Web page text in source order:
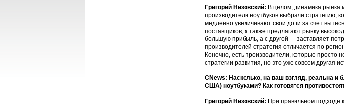
Григорий Низовский: В целом, динамика рынка
производители ноутбуков выбрали стратегию,
медленно увеличивают свои доли за счет
поставщиков, а также предлагают рынку
большую прибыль, а с другой — заставляет
производителей стратегия отличается по
Конечно, есть производители, которые просто
стратегии развития, но это уже совсем другая
CNews: Насколько, на ваш взгляд, реальна
США) ноутбуками? Как готовятся
Григорий Низовский: При правильном подходе